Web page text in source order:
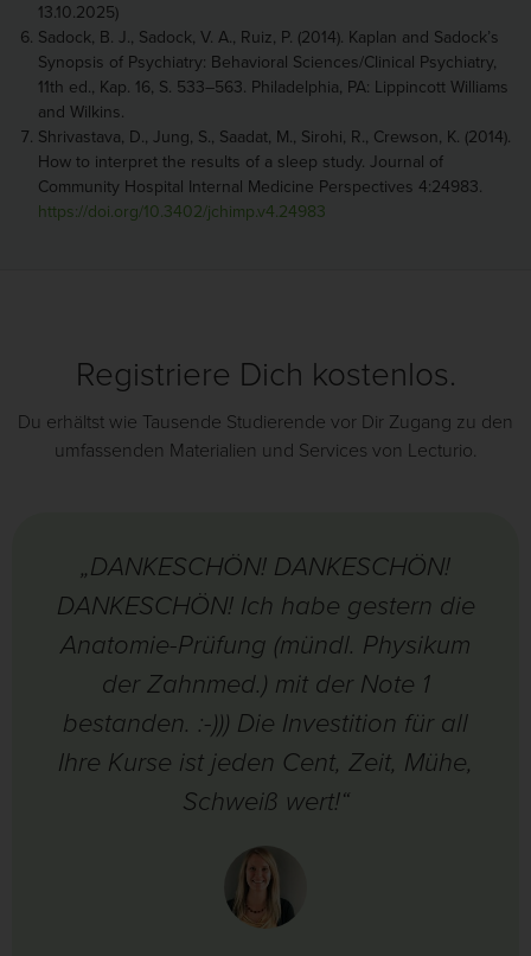
13.10.2025)
Sadock, B. J., Sadock, V. A., Ruiz, P. (2014). Kaplan and Sadock’s
Synopsis of Psychiatry: Behavioral Sciences/Clinical Psychiatry,
11th ed., Kap. 16, S. 533–563. Philadelphia, PA: Lippincott Williams
and Wilkins.
Shrivastava, D., Jung, S., Saadat, M., Sirohi, R., Crewson, K. (2014).
How to interpret the results of a sleep study. Journal of
Community Hospital Internal Medicine Perspectives 4:24983.
https://doi.org/10.3402/jchimp.v4.24983
Registriere Dich kostenlos.
Du erhältst wie Tausende Studierende vor Dir Zugang zu den
umfassenden Materialien und Services von Lecturio.
„DANKESCHÖN! DANKESCHÖN!
DANKESCHÖN! Ich habe gestern die
Anatomie-Prüfung (mündl. Physikum
der Zahnmed.) mit der Note 1
bestanden. :-))) Die Investition für all
Ihre Kurse ist jeden Cent, Zeit, Mühe,
Schweiß wert!“